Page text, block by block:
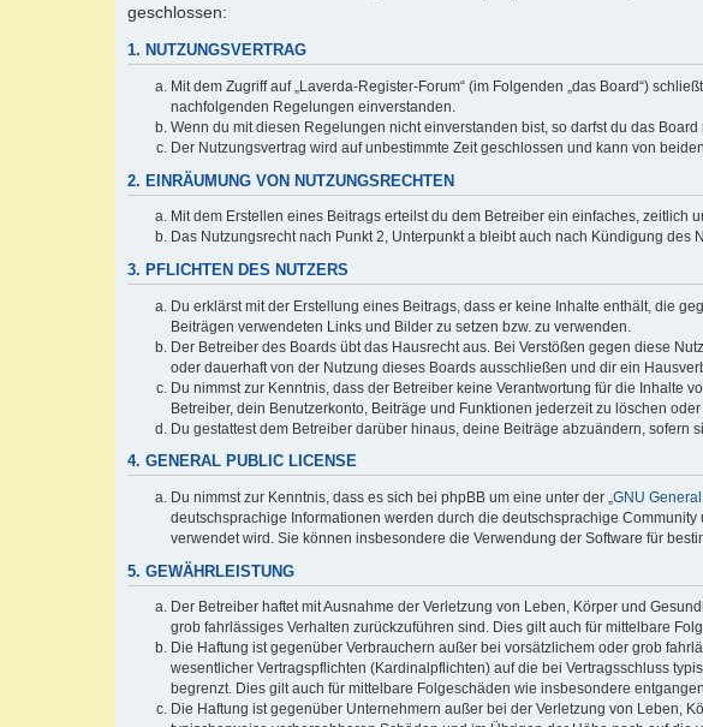
geschlossen:
1. NUTZUNGSVERTRAG
Mit dem Zugriff auf „Laverda-Register-Forum“ (im Folgenden „das Board“)
nachfolgenden Regelungen einverstanden.
Wenn du mit diesen Regelungen nicht einverstanden bist, so darfst du das
Der Nutzungsvertrag wird auf unbestimmte Zeit geschlossen und kann von
2. EINRÄUMUNG VON NUTZUNGSRECHTEN
Mit dem Erstellen eines Beitrags erteilst du dem Betreiber ein einfaches,
Das Nutzungsrecht nach Punkt 2, Unterpunkt a bleibt auch nach Kündigung des
3. PFLICHTEN DES NUTZERS
Du erklärst mit der Erstellung eines Beitrags, dass er keine Inhalte enthält, die
Beiträgen verwendeten Links und Bilder zu setzen bzw. zu verwenden.
Der Betreiber des Boards übt das Hausrecht aus. Bei Verstößen gegen diese
oder dauerhaft von der Nutzung dieses Boards ausschließen und dir ein
Du nimmst zur Kenntnis, dass der Betreiber keine Verantwortung für die Inhalte
Betreiber, dein Benutzerkonto, Beiträge und Funktionen jederzeit zu löschen oder
Du gestattest dem Betreiber darüber hinaus, deine Beiträge abzuändern,
4. GENERAL PUBLIC LICENSE
Du nimmst zur Kenntnis, dass es sich bei phpBB um eine unter der „GNU
deutschsprachige Informationen werden durch die deutschsprachige Community
verwendet wird. Sie können insbesondere die Verwendung der Software für
5. GEWÄHRLEISTUNG
Der Betreiber haftet mit Ausnahme der Verletzung von Leben, Körper und
grob fahrlässiges Verhalten zurückzuführen sind. Dies gilt auch für mittelbare
Die Haftung ist gegenüber Verbrauchern außer bei vorsätzlichem oder grob
wesentlicher Vertragspflichten (Kardinalpflichten) auf die bei Vertragsschluss
begrenzt. Dies gilt auch für mittelbare Folgeschäden wie insbesondere
Die Haftung ist gegenüber Unternehmern außer bei der Verletzung von Leben,